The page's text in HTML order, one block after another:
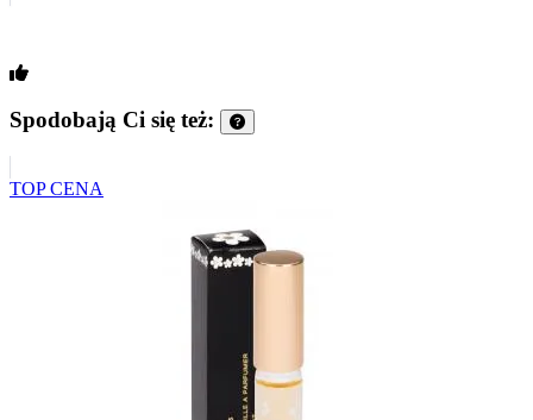
Spodobają Ci się też:
TOP CENA